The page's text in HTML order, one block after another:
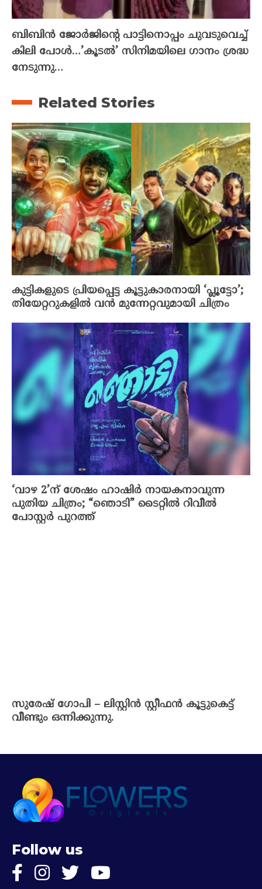
ബിബിൻ ജോർജിന്റെ പാട്ടിനൊപ്പം ചുവടുവെച്ച്
കിലി പോൾ…’കൂടൽ’ സിനിമയിലെ ഗാനം ശ്രദ്ധ
നേടുന്നു…
Related Stories
കുട്ടികളുടെ പ്രിയപ്പെട്ട കൂട്ടുകാരനായി ‘പ്ലൂട്ടോ’;
തിയേറ്ററുകളിൽ വൻ മുന്നേറ്റവുമായി ചിത്രം
‘വാഴ 2’ന് ശേഷം ഹാഷിർ നായകനാവുന്ന
പുതിയ ചിത്രം; “ഞൊടി” ടൈറ്റിൽ റിവീൽ
പോസ്റ്റർ പുറത്ത്
സുരേഷ് ഗോപി – ലിസ്റ്റിൻ സ്റ്റീഫൻ കൂട്ടുകെട്ട്
വീണ്ടും ഒന്നിക്കുന്നു.
Follow us